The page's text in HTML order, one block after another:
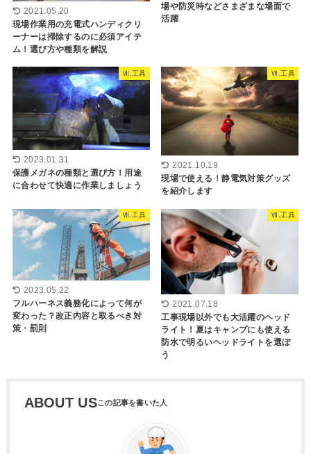
2021.05.20
現場作業用の充電式ハンディクリ
ーナーは掃除するのに必須アイテ
ム！選び方や種類を解説
場や防災時などさまざまな場面で
活躍
Ⅶ.工具
2023.01.31
保護メガネの種類と選び方！用途
に合わせて快適に作業しましょう
Ⅶ.工具
2021.10.19
現場で使える！静電気対策グッズ
を紹介します
Ⅶ.工具
2023.05.22
フルハーネス義務化によって何が
変わった？改正内容と取るべき対
策・罰則
Ⅶ.工具
2021.07.18
工事現場以外でも大活躍のヘッド
ライト！夏はキャンプにも使える
防水で明るいヘッドライトを選ぼ
う
ABOUT US